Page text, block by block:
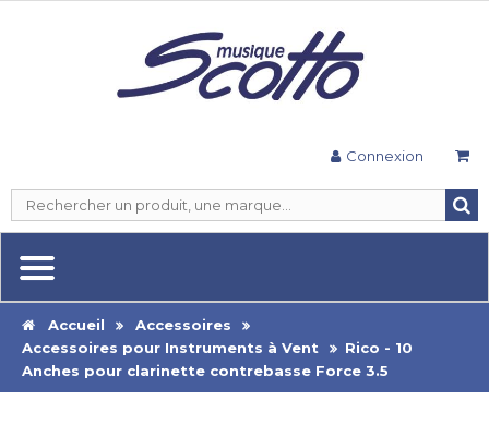
Connexion
Accueil
Accessoires
Accessoires pour Instruments à Vent
Rico - 10
Anches pour clarinette contrebasse Force 3.5